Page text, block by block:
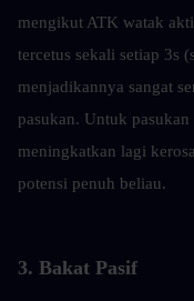
mengikut ATK watak
tercetus sekali setiap 3s
menjadikannya sangat
pasukan. Untuk pasukan
meningkatkan lagi
potensi penuh beliau.
3. Bakat Pasif